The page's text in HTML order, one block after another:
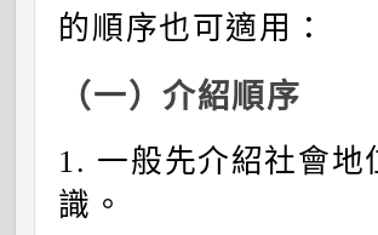
的順序也可適用：
（一）介紹順序
1. 一般先介紹社會地
識。